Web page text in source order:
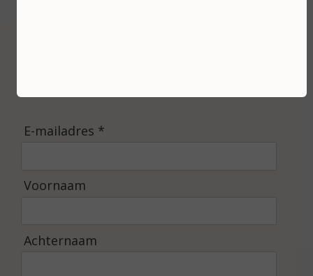
E-mailadres *
Voornaam
Achternaam